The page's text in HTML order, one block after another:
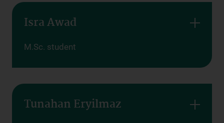
Isra Awad
M.Sc. student
Tunahan Eryilmaz